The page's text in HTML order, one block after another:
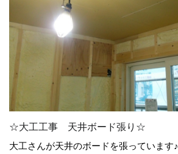
☆大工工事 天井ボード張り☆
大工さんが天井のボードを張っています♪